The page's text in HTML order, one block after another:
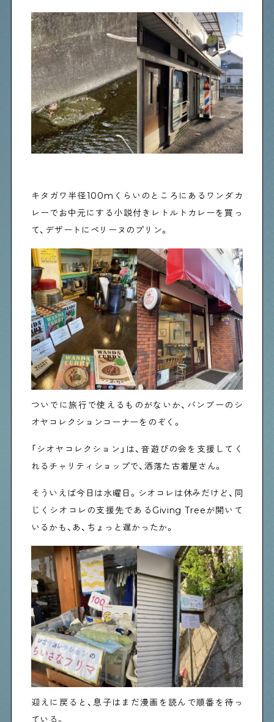
キタガワ半径100mくらいのところにあるワンダカ
レーでお中元にする小説付きレトルトカレーを買っ
て、デザートにペリーヌのプリン。
ついでに旅行で使えるものがないか、バンブーのシ
オヤコレクションコーナーをのぞく。
「シオヤコレクション」は、音遊びの会を支援してく
れるチャリティショップで、洒落た古着屋さん。
そういえば今日は水曜日。シオコレは休みだけど、同
じくシオコレの支援先であるGiving Treeが開いて
いるかも、あ、ちょっと遅かったか。
迎えに戻ると、息子はまだ漫画を読んで順番を待っ
ている。